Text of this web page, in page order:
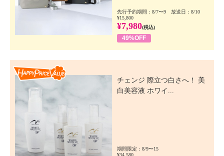
先行予約期間：8/7〜9 放送日：8/10
¥15,800
¥7,980(税込)
49%OFF
チェンジ 際立つ白さへ！ 美
白美容液 ホワイ...
期間限定：8/9〜15
¥34,580